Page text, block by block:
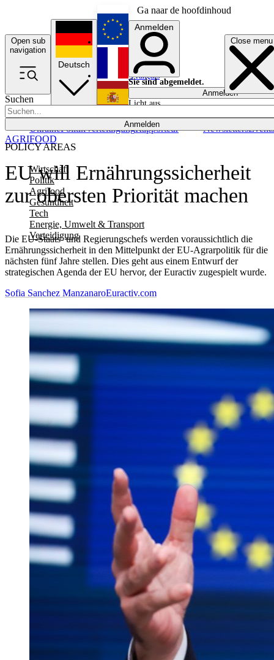
Ga naar de hoofdinhoud
Open sub
navigation
Close menu
Suchen
Anmelden
POLICY AREAS
Wirtschaft
Politik
Agrifood
Gesundheit
Tech
Energie, Umwelt & Transport
Verteidigung
UkrainePolitikVerteidigungRapporteur NewslettersEvents
Deutsch
English
Français
Anmelden
Sie sind abgemeldet.
Anmelden
Licht aus
EU will Ernährungssicherheit
zur obersten Priorität machen
Die EU-Staats- und Regierungschefs werden voraussichtlich die
Ernährungssicherheit in den Mittelpunkt der EU-Agrarpolitik für die
nächsten fünf Jahre stellen. Dies geht aus einem Entwurf der
strategischen Agenda der EU hervor, der Euractiv zugespielt wurde.
AGRIFOOD
Sofia Sanchez ManzanaroEuractiv.com